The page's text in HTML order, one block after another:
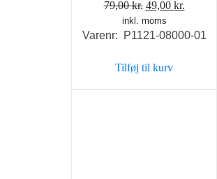
79,00kr. Den
oprindelige
pris
79,00 kr..
49,00 kr.
pris
inkl. moms
Varenr: P1121-08000-01
Tilføj til kurv